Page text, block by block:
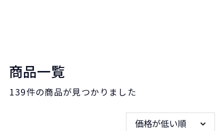
商品一覧
139件の商品が見つかりました
価格が低い順